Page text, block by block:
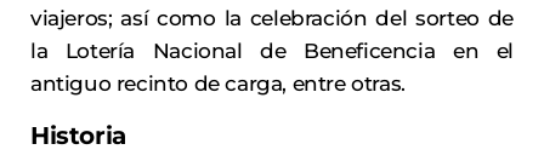
viajeros; así como la celebración del sorteo de
la Lotería Nacional de Beneficencia en el
antiguo recinto de carga, entre otras.
Historia